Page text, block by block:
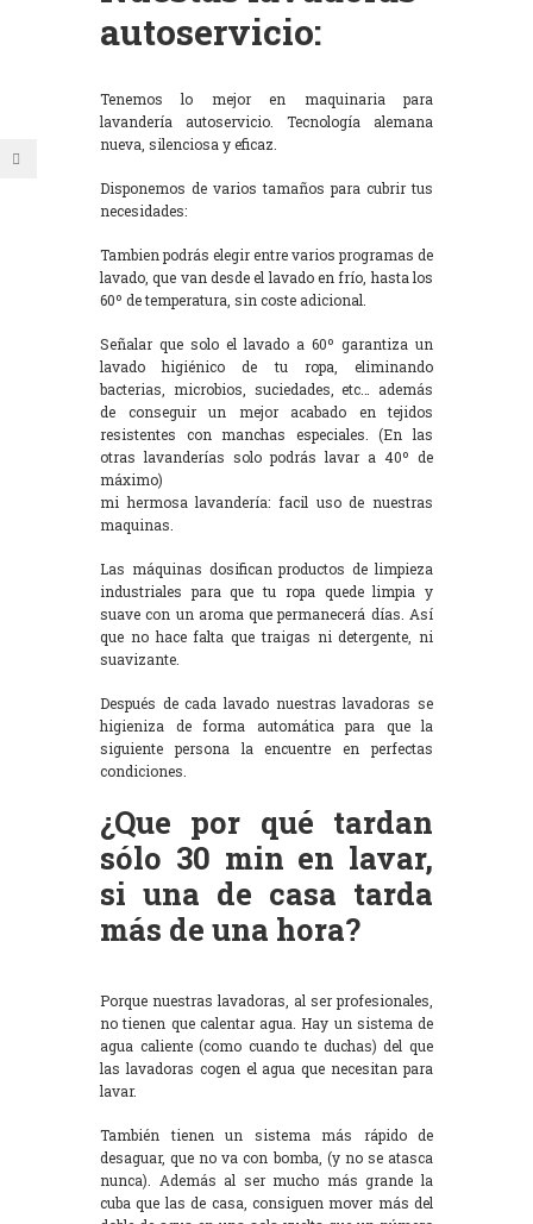
autoservicio:
Tenemos lo mejor en maquinaria para
lavandería autoservicio. Tecnología alemana
nueva, silenciosa y eficaz.
Disponemos de varios tamaños para cubrir tus
necesidades:
Tambien podrás elegir entre varios programas de
lavado, que van desde el lavado en frío, hasta los
60º de temperatura, sin coste adicional.
Señalar que solo el lavado a 60º garantiza un
lavado higiénico de tu ropa, eliminando
bacterias, microbios, suciedades, etc… además
de conseguir un mejor acabado en tejidos
resistentes con manchas especiales. (En las
otras lavanderías solo podrás lavar a 40º de
máximo)
mi hermosa lavandería: facil uso de nuestras
maquinas.
Las máquinas dosifican productos de limpieza
industriales para que tu ropa quede limpia y
suave con un aroma que permanecerá días. Así
que no hace falta que traigas ni detergente, ni
suavizante.
Después de cada lavado nuestras lavadoras se
higieniza de forma automática para que la
siguiente persona la encuentre en perfectas
condiciones.
¿Que por qué tardan
sólo 30 min en lavar,
si una de casa tarda
más de una hora?
Porque nuestras lavadoras, al ser profesionales,
no tienen que calentar agua. Hay un sistema de
agua caliente (como cuando te duchas) del que
las lavadoras cogen el agua que necesitan para
lavar.
También tienen un sistema más rápido de
desaguar, que no va con bomba, (y no se atasca
nunca). Además al ser mucho más grande la
cuba que las de casa, consiguen mover más del